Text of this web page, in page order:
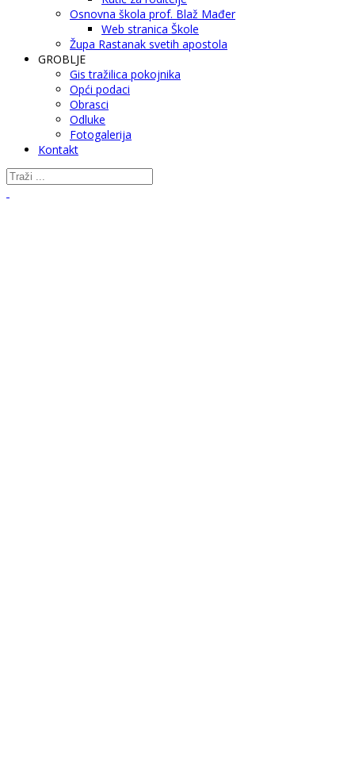
Osnovna škola prof. Blaž Mađer
Web stranica Škole
Župa Rastanak svetih apostola
GROBLJE
Gis tražilica pokojnika
Opći podaci
Obrasci
Odluke
Fotogalerija
Kontakt